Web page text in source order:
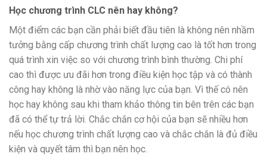
Học chương trình CLC nên hay không?
Một điểm các bạn cần phải biết đầu tiên là không nên nhầm
tưởng bằng cấp chương trình chất lượng cao là tốt hơn trong
quá trình xin việc so với chương trình bình thường. Chi phí
cao thì được ưu đãi hơn trong điều kiện học tập và có thành
công hay không là nhờ vào năng lực của bạn. Vì thế có nên
học hay không sau khi tham khảo thông tin bên trên các bạn
đã có thể tự trả lời. Chắc chắn cơ hội của bạn sẽ nhiều hơn
nếu học chương trình chất lượng cao và chắc chắn là đủ điều
kiện và quyết tâm thì bạn nên học.